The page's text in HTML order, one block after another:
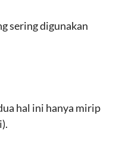
sering digunakan
hal ini hanya mirip